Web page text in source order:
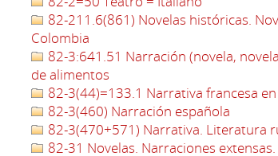
82-211.6(861) Novelas históricas.
Colombia
82-3:641.51 Narración (novela,
de alimentos
82-3(44)=133.1 Narrativa francesa
82-3(460) Narración española
82-3(470+571) Narrativa. Literatura
82-31 Novelas. Narraciones extensas.